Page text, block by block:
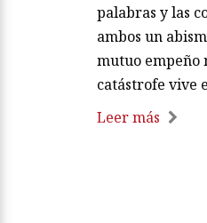
palabras y las
ambos un
mutuo empeño
catástrofe vive
Leer más